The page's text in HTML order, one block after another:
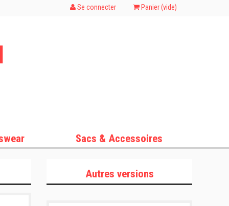
Se connecter Panier (vide)
Sacs & Accessoires
Autres versions